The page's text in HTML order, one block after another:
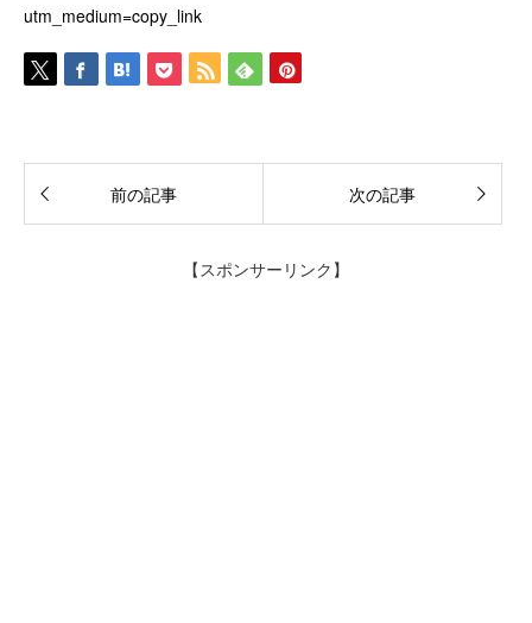
utm_medium=copy_link
前の記事 次の記事
【スポンサーリンク】